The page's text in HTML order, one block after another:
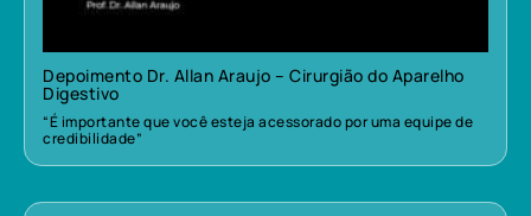
Depoimento Dr. Allan Araujo – Cirurgião do Aparelho
Digestivo
“É importante que você esteja acessorado por uma equipe de
credibilidade”